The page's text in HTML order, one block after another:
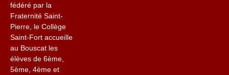
fédéré par la
Fraternité Saint-
Pierre, le Collège
Saint-Fort accueille
au Bouscat les
élèves de 6ème,
5ème, 4ème et